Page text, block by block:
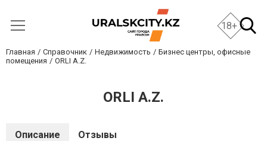
18+
Главная Справочник Недвижимость
Бизнес центры, офисные
помещения
ORLI A.Z.
ORLI A.Z.
Описание Отзывы